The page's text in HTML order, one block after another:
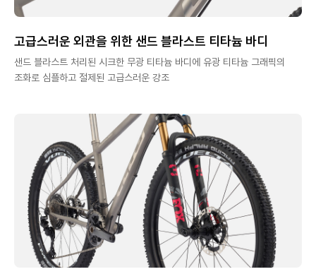
고급스러운 외관을 위한 샌드 블라스트 티타늄 바디
샌드 블라스트 처리된 시크한 무광 티타늄 바디에 유광 티타늄 그래픽의
조화로 심플하고 절제된 고급스러운 강조